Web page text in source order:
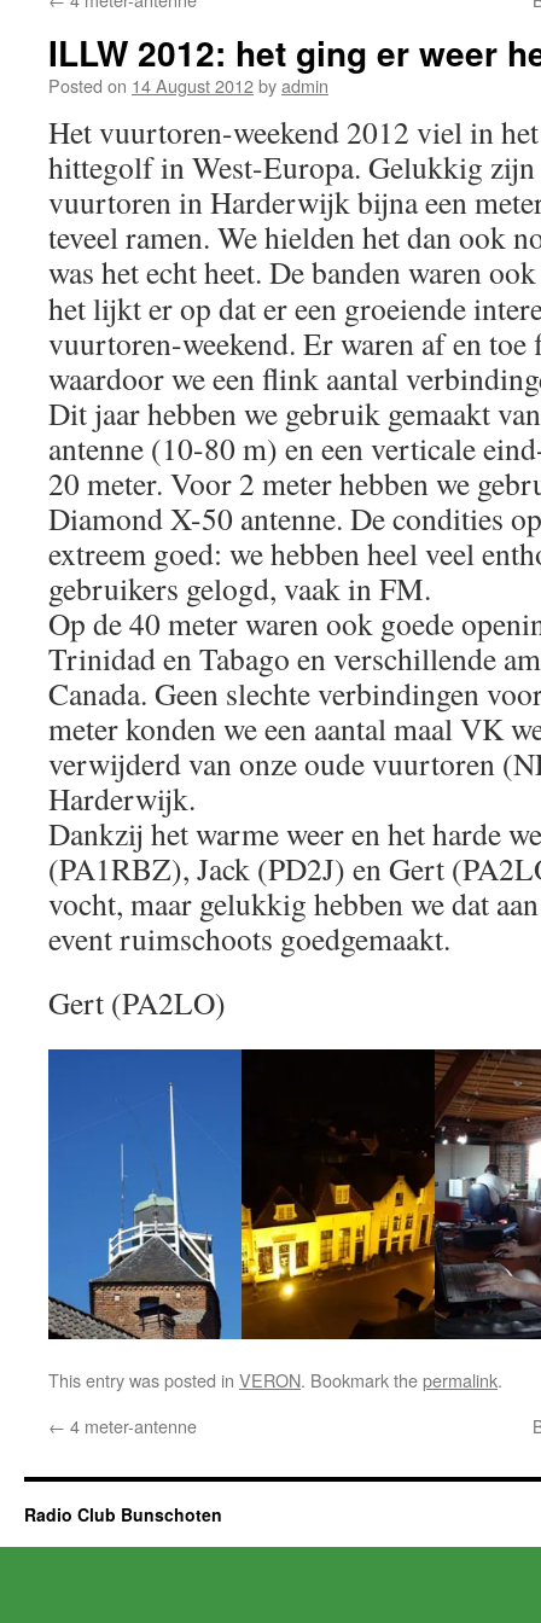
ILLW 2012: het ging er weer
Posted on 14 August 2012byadmin
Het vuurtoren-weekend 2012 viel in
hittegolf in West-Europa. Gelukkig zijn
vuurtoren in Harderwijk bijna een
teveel ramen. We hielden het dan ook
was het echt heet. De banden waren
het lijkt er op dat er een groeiende
vuurtoren-weekend. Er waren af en
waardoor we een flink aantal
Dit jaar hebben we gebruik gemaakt
antenne (10-80 m) en een verticale
20 meter. Voor 2 meter hebben we
Diamond X-50 antenne. De condities
extreem goed: we hebben heel veel
gebruikers gelogd, vaak in FM.
Op de 40 meter waren ook goede
Trinidad en Tabago en verschillende
Canada. Geen slechte verbindingen
meter konden we een aantal maal VK
verwijderd van onze oude vuurtoren
Harderwijk.
Dankzij het warme weer en het harde
(PA1RBZ), Jack (PD2J) en Gert
vocht, maar gelukkig hebben we dat
event ruimschoots goedgemaakt.
Gert (PA2LO)
This entry was posted in VERON. Bookmark thepermalink.
← 4 meter-antenne
Radio Club Bunschoten